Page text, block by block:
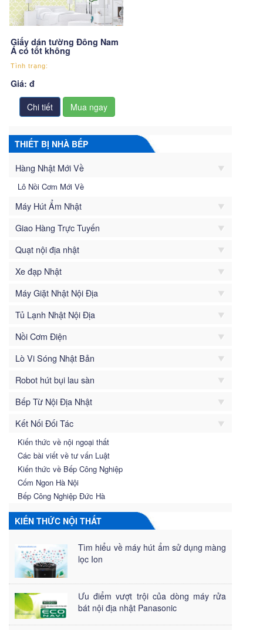
Giấy dán tường Đông Nam
Á có tốt không
Tình trạng:
Giá: đ
Chi tiết
THIẾT BỊ NHÀ BẾP
Hàng Nhật Mới Về
Lô Nồi Cơm Mới Về
Máy Hút Ẩm Nhật
Giao Hàng Trực Tuyến
Quạt nội địa nhật
Xe đạp Nhật
Máy Giặt Nhật Nội Địa
Tủ Lạnh Nhật Nội Địa
Nồi Cơm Điện
Lò Vi Sóng Nhật Bản
Robot hút bụi lau sàn
Bếp Từ Nội Địa Nhật
Kết Nối Đối Tác
Kiến thức về nội ngoại thất
Các bài viết về tư vấn Luật
Kiến thức về Bếp Công Nghiệp
Cốm Ngon Hà Nội
Bếp Công Nghiệp Đức Hà
KIẾN THỨC NỘI THẤT
Tìm hiểu về máy hút ẩm sử dụng màng
lọc Ion
Ưu điểm vượt trội của dòng máy rửa
bát nội địa nhật Panasonic